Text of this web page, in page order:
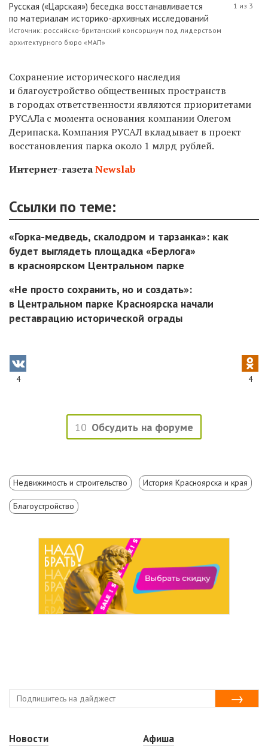
Русская («Царская») беседка восстанавливается
по материалам историко-архивных исследований
Источник: российско-британский консорциум под лидерством
архитектурного бюро «МАП»
1 из 3
Сохранение исторического наследия
и благоустройство общественных пространств
в городах ответственности являются приоритетами
РУСАЛа с момента основания компании Олегом
Дерипаска. Компания РУСАЛ вкладывает в проект
восстановления парка около 1 млрд рублей.
Интернет-газетаNewslab
Ссылки по теме:
«Горка-медведь, скалодром и тарзанка»: как
будет выглядеть площадка «Берлога»
в красноярском Центральном парке
«Не просто сохранить, но и создать»:
в Центральном парке Красноярска начали
реставрацию исторической ограды
4 4
10 Обсудить на форуме
Недвижимость и строительство История Красноярска и края
Благоустройство
Новости
Афиша